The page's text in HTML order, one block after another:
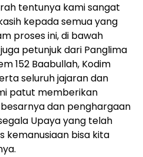
tentunya kami sangat
kepada semua yang
proses ini, di bawah
petunjuk dari Panglima
152 Baabullah, Kodim
seluruh jajaran dan
patut memberikan
dan penghargaan
Upaya yang telah
kemanusiaan bisa kita